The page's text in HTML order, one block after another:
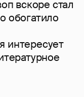
вскоре стал
обогатило
интересует